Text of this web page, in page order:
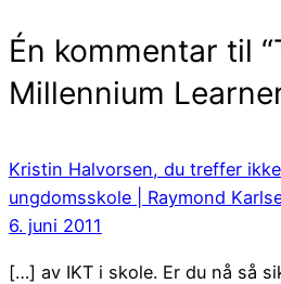
Én kommentar til
Millennium
Kristin Halvorsen, du treffer
ungdomsskole | Raymond
6. juni 2011
[…] av IKT i skole. Er du nå så